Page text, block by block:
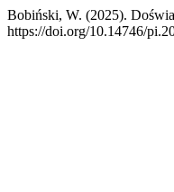
Bobiński, W. (2025).
https://doi.org/10.14746/